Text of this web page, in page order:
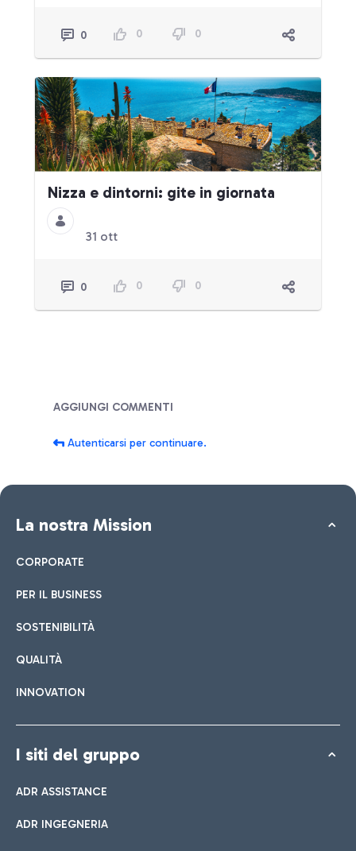
0 0 0
Nizza e dintorni: gite in giornata
31 ott
0 0 0
Blog
AGGIUNGI COMMENTI
Autenticarsi per continuare.
La nostra Mission
CORPORATE
PER IL BUSINESS
SOSTENIBILITÀ
QUALITÀ
INNOVATION
I siti del gruppo
ADR ASSISTANCE
ADR INGEGNERIA